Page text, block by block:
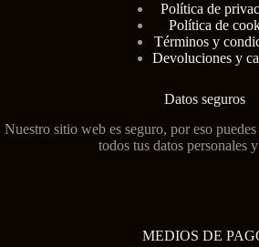
Política de
Política de
Términos y
Devoluciones y
Datos seguros
Nuestro sitio web es seguro, por eso
todos tus datos personales
MEDIOS DE